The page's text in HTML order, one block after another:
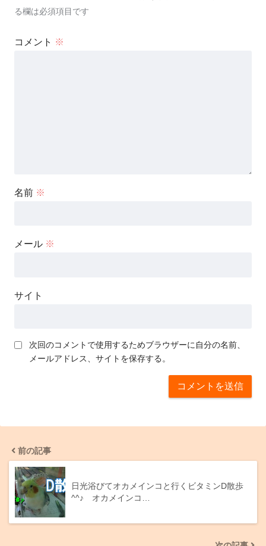
る欄は必須項目です
コメント ※
名前 ※
メール ※
サイト
次回のコメントで使用するためブラウザーに自分の名前、
メールアドレス、サイトを保存する。
前の記事
日光浴びてオカメインコと行くビタミンD散歩
^^♪ オカメインコ…